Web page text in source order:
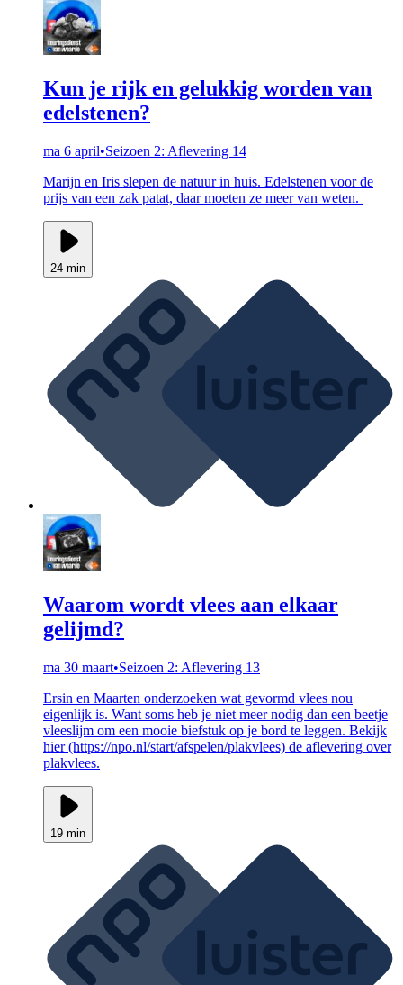
Kun je rijk en gelukkig worden van
edelstenen?
ma 6 april•Seizoen 2: Aflevering 14
Marijn en Iris slepen de natuur in huis. Edelstenen voor de
prijs van een zak patat, daar moeten ze meer van weten.
24 min
Waarom wordt vlees aan elkaar
gelijmd?
ma 30 maart•Seizoen 2: Aflevering 13
Ersin en Maarten onderzoeken wat gevormd vlees nou
eigenlijk is. Want soms heb je niet meer nodig dan een beetje
vleeslijm om een mooie biefstuk op je bord te leggen. Bekijk
hier (https://npo.nl/start/afspelen/plakvlees) de aflevering over
plakvlees.
19 min